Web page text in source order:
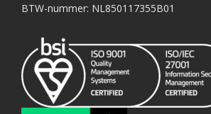
BTW-nummer: NL850117355B01